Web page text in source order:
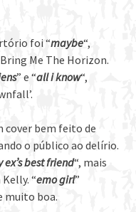
foi “maybe“,
Me The Horizon.
” e “all i know“,
cover bem feito de
o público ao delírio.
ex’s best friend“, mais
“emo girl”
muito boa.